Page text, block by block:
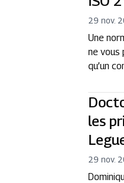
29 nov.
Une
ne vous
qu’un
les
29 nov.